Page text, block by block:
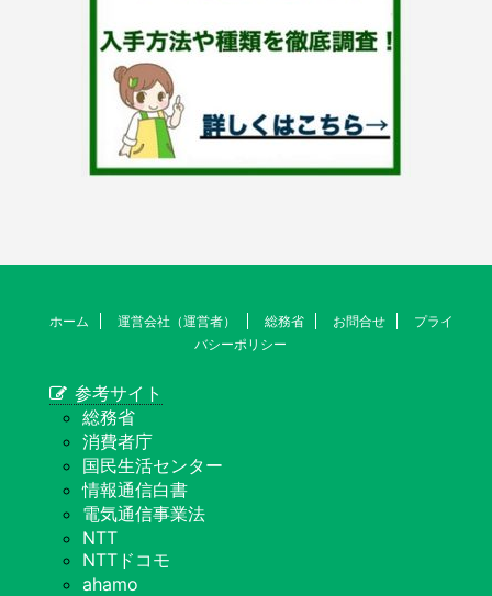
ホーム 運営会社（運営者） 総務省 お問合せ
プライ
バシーポリシー
参考サイト
総務省
消費者庁
国民生活センター
情報通信白書
電気通信事業法
NTT
NTTドコモ
ahamo